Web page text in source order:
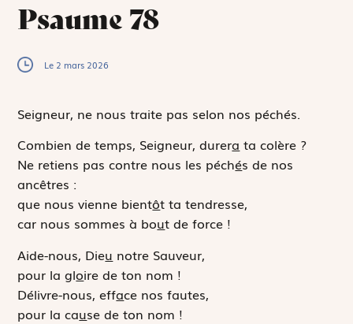
Psaume 78
Le 2 mars 2026
Seigneur, ne nous traite pas selon nos péchés.
Combien de temps, Seigneur, durera ta colère ?
Ne retiens pas contre nous les péchés de nos
ancêtres :
que nous vienne bientôt ta tendresse,
car nous sommes à bout de force !
Aide-nous, Dieu notre Sauveur,
pour la gloire de ton nom !
Délivre-nous, efface nos fautes,
pour la cause de ton nom !